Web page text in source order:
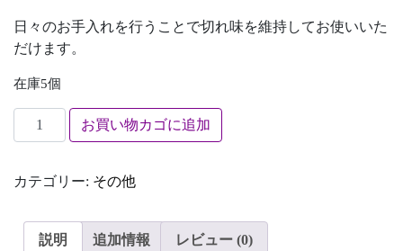
日々のお手入れを行うことで切れ味を維持してお使いいた
だけます。
在庫5個
刃物メンテナンスセット個
お買い物カゴに追加
カテゴリー: その他
説明 追加情報 レビュー (0)